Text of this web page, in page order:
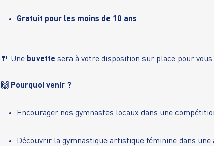
Gratuit pour les moins de 10 ans
🍴 Une buvette sera à votre disposition sur place pour
🙌 Pourquoi venir ?
Encourager nos gymnastes locaux dans une
Découvrir la gymnastique artistique féminine dans une